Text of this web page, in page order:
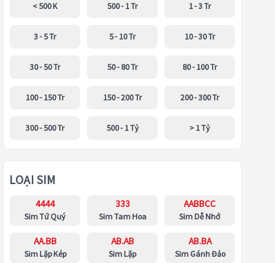
< 500 K 500 - 1 Tr 1 - 3 Tr
3 - 5 Tr 5 - 10 Tr 10 - 30 Tr
30 - 50 Tr 50 - 80 Tr 80 - 100 Tr
100 - 150 Tr 150 - 200 Tr 200 - 300 Tr
300 - 500 Tr 500 - 1 Tỷ > 1 Tỷ
LOẠI SIM
4444
Sim Tứ Quý
333
Sim Tam Hoa
AABBCC
Sim Dễ Nhớ
AA.BB
Sim Lặp Kép
AB.AB
Sim Lặp
AB.BA
Sim Gánh Đảo